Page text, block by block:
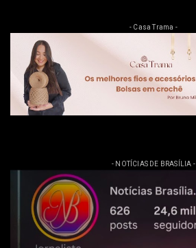
- Casa Trama -
- NOTÍCIAS DE BRASÍLIA -